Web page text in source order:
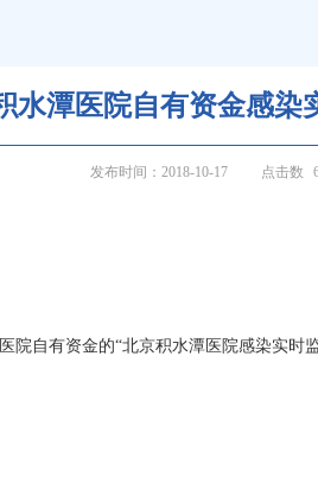
水潭医院自有资金感染
发布时间：2018-10-17 点击数
院自有资金的“北京积水潭医院感染实